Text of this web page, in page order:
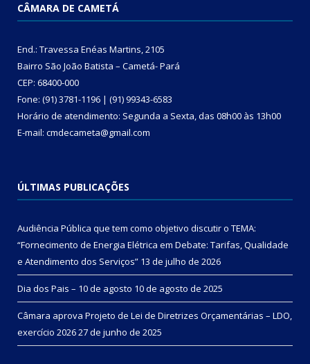
CÂMARA DE CAMETÁ
End.: Travessa Enéas Martins, 2105
Bairro São João Batista – Cametá- Pará
CEP: 68400-000
Fone: (91) 3781-1196 | (91) 99343-6583
Horário de atendimento: Segunda a Sexta, das 08h00 às 13h00
E-mail: cmdecameta@gmail.com
ÚLTIMAS PUBLICAÇÕES
Audiência Pública que tem como objetivo discutir o TEMA:
“Fornecimento de Energia Elétrica em Debate: Tarifas, Qualidade
e Atendimento dos Serviços” 13 de julho de 2026
Dia dos Pais – 10 de agosto 10 de agosto de 2025
Câmara aprova Projeto de Lei de Diretrizes Orçamentárias – LDO,
exercício 202627 de junho de 2025